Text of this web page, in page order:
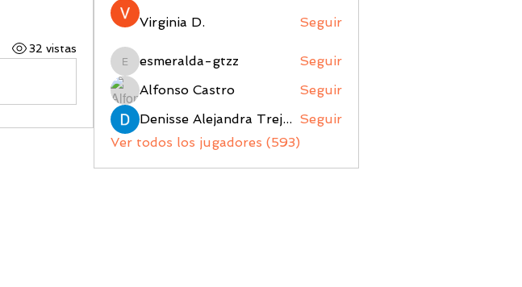
32 vistas
Virginia D. Seguir
esmeralda-gtzz
esmeralda-gtzz
Seguir
Alfonso Castro
Seguir
Denisse Alejandra Trejo Lopez Seguir
Ver todos los jugadores (593)